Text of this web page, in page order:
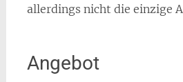
allerdings nicht die einzige
Angebot